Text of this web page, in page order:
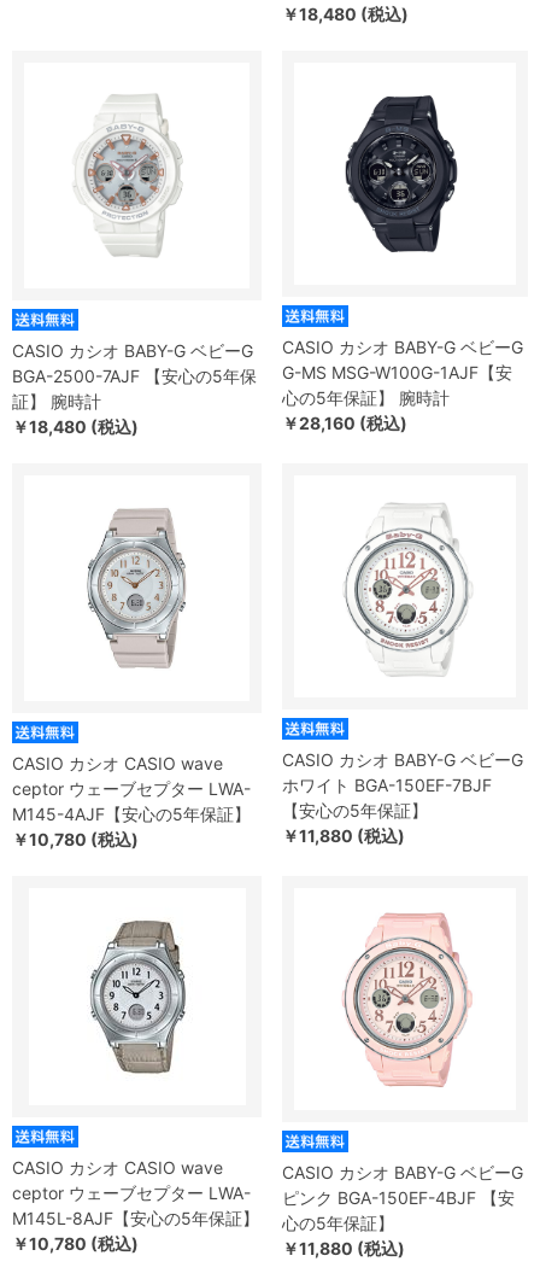
￥18,480 (税込)
CASIO カシオ BABY-G ベビーG
BGA-2500-7AJF 【安心の5年保
証】 腕時計
￥18,480 (税込)
CASIO カシオ BABY-G ベビーG
G-MS MSG-W100G-1AJF【安
心の5年保証】 腕時計
￥28,160 (税込)
CASIO カシオ CASIO wave
ceptor ウェーブセプター LWA-
M145-4AJF【安心の5年保証】
￥10,780 (税込)
CASIO カシオ BABY-G ベビーG
ホワイト BGA-150EF-7BJF
【安心の5年保証】
￥11,880 (税込)
CASIO カシオ CASIO wave
ceptor ウェーブセプター LWA-
M145L-8AJF【安心の5年保証】
￥10,780 (税込)
CASIO カシオ BABY-G ベビーG
ピンク BGA-150EF-4BJF 【安
心の5年保証】
￥11,880 (税込)